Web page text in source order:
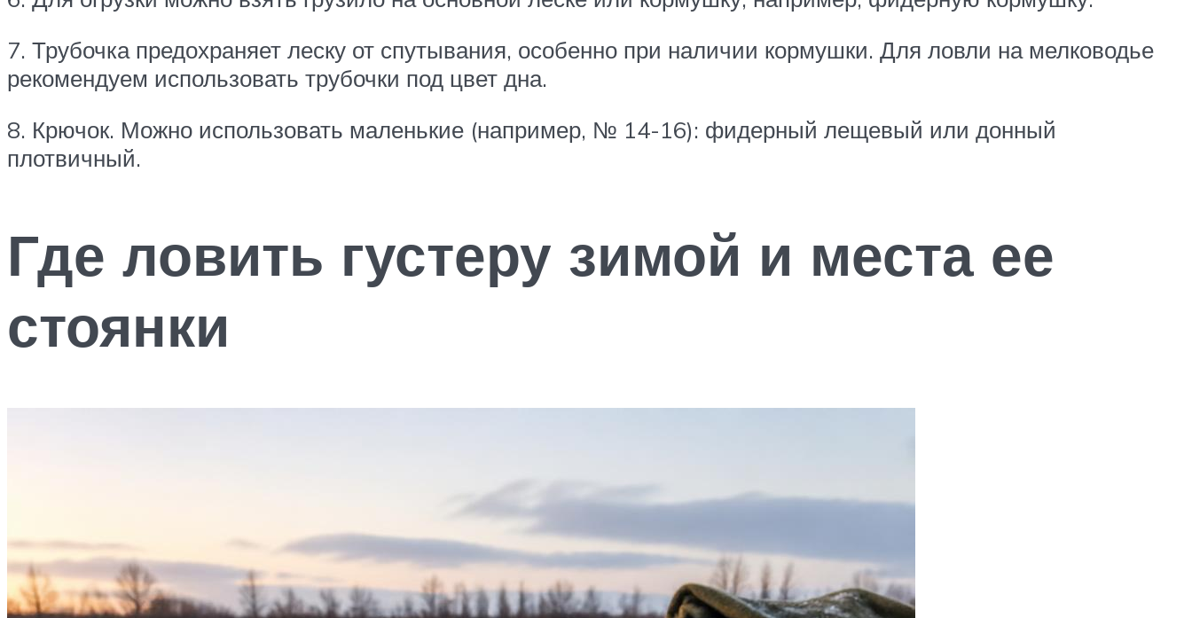
7. Трубочка предохраняет леску от спутывания, особенно при наличии кормушки. Для ловли на мелководье
рекомендуем использовать трубоч­ки под цвет дна.
8. Крючок. Можно использовать маленькие (например, № 14-16): фидерный лещевый или донный
плотвичный.
Где ловить густеру зимой и места ее
стоянки